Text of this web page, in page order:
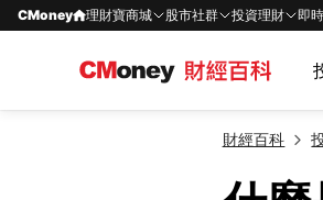
CMoney 理財寶商城 股市社群 投資理財 即
財經百科